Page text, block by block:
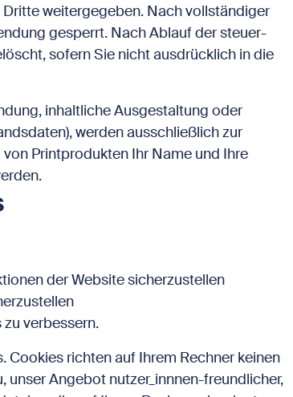
weitergegeben. Nach vollständiger
gesperrt. Nach Ablauf der steuer-
sofern Sie nicht ausdrücklich in die
inhaltliche Ausgestaltung oder
werden ausschließlich zur
Printprodukten Ihr Name und Ihre
der Website sicherzustellen
verbessern.
richten auf Ihrem Rechner keinen
unser Angebot nutzer_innnen-freundlicher,